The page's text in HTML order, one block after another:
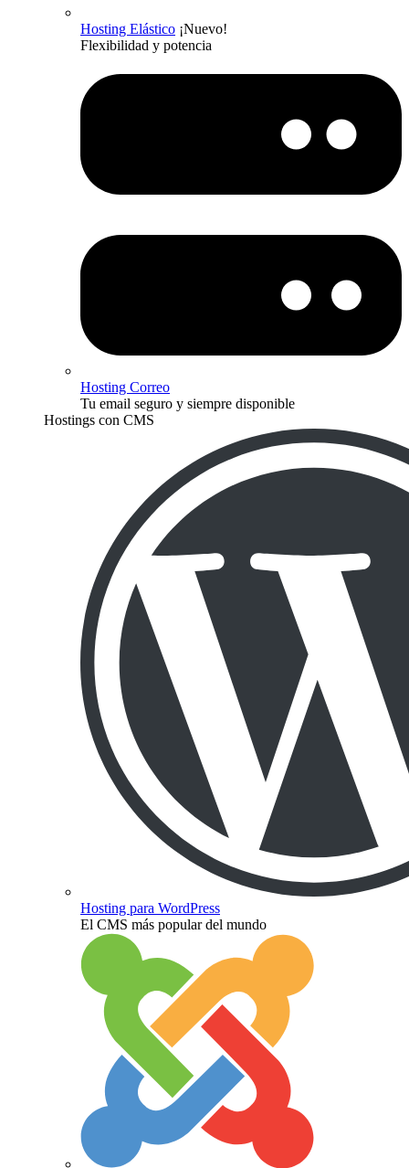
Hosting Elástico ¡Nuevo!
Flexibilidad y potencia
Hosting Correo
Tu email seguro y siempre disponible
Hostings con CMS
Hosting para WordPress
El CMS más popular del mundo